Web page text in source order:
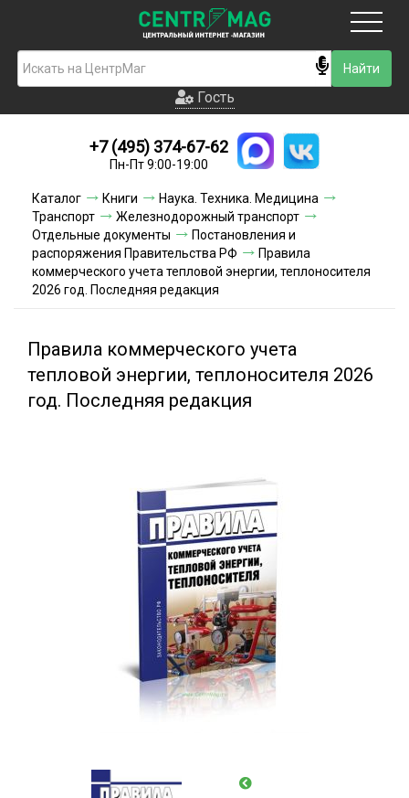
Гость
Новинки
Условия доставки
Условия оплаты
Контакты
Гость
+7 (495) 374-67-62
Пн-Пт 9:00-19:00
Каталог Книги
Наука. Техника. Медицина
Транспорт
Железнодорожный транспорт
Отдельные документы
Постановления и
распоряжения Правительства РФ
Правила
коммерческого учета тепловой энергии, теплоносителя
2026 год. Последняя редакция
Правила коммерческого учета
тепловой энергии, теплоносителя 2026
год. Последняя редакция